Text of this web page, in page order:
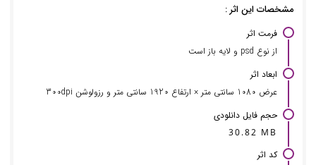
مشخصات این اثر :
فرمت اثر
از نوع psd و لایه باز است
ابعاد اثر
عرض 1080 سانتی متر × ارتفاع 1920 سانتی متر و رزولوشن 300dpi
حجم فایل دانلودی
30.82 MB
کد اثر